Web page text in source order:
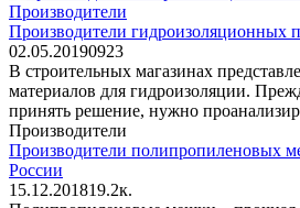
Производители
Производители гидроизоляционных
02.05.20190923
В строительных магазинах
материалов для гидроизоляции.
принять решение, нужно
Производители
Производители полипропиленовых
России
15.12.201819.2к.